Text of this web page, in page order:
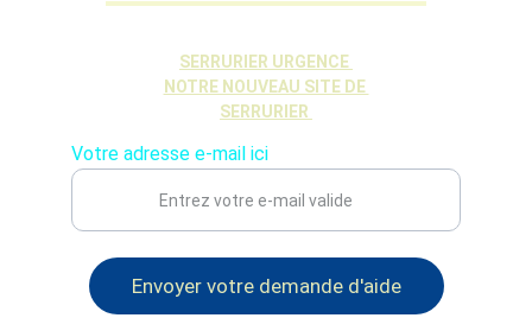
SERRURIER URGENCE
NOTRE NOUVEAU SITE DE
SERRURIER
Votre adresse e-mail ici
Envoyer votre demande d'aide